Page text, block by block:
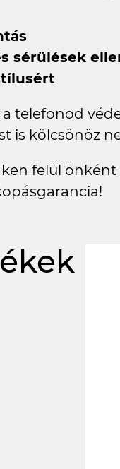
sérülések
telefonod
is kölcsönöz
felül önként